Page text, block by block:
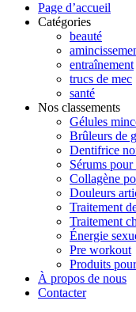
Page d’accueil
Catégories
beauté
entraînement
trucs de mec
santé
Nos classements
Gélules
Brûleurs de
Dentifrice
Sérums pour
Collagène
Douleurs
Traitement
Traitement
Énergie
Pre workout
Produits
À propos de nous
Contacter